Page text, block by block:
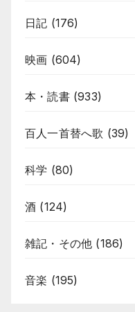
日記 (176)
映画 (604)
本・読書(933)
百人一首替へ歌 (39)
科学 (80)
酒 (124)
雑記・その他 (186)
音楽 (195)